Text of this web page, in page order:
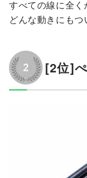
すべての線に全
どんな動きにもつ
[2位]